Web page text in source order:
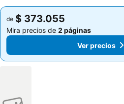
de $ 373.055
Mira precios de 2 páginas
Ver precios
de $ 373.055
Mira precios de 2 páginas
Ver precios